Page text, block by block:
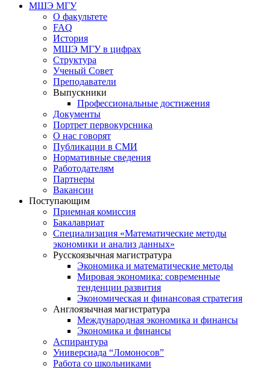
МШЭ МГУ
О факультете
FAQ
История
МШЭ МГУ в цифрах
Структура
Ученый Совет
Преподаватели
Выпускники
Профессиональные достижения
Документы
Портрет первокурсника
О нас говорят
Публикации в СМИ
Нормативные сведения
Работодателям
Партнеры
Вакансии
Поступающим
Приемная комиссия
Бакалавриат
Специализация «Математические методы
экономики и анализ данных»
Русскоязычная магистратура
Экономика и математические методы
Мировая экономика: современные
тенденции развития
Экономическая и финансовая стратегия
Англоязычная магистратура
Международная экономика и финансы
Экономика и финансы
Аспирантура
Универсиада “Ломоносов”
Работа со школьниками